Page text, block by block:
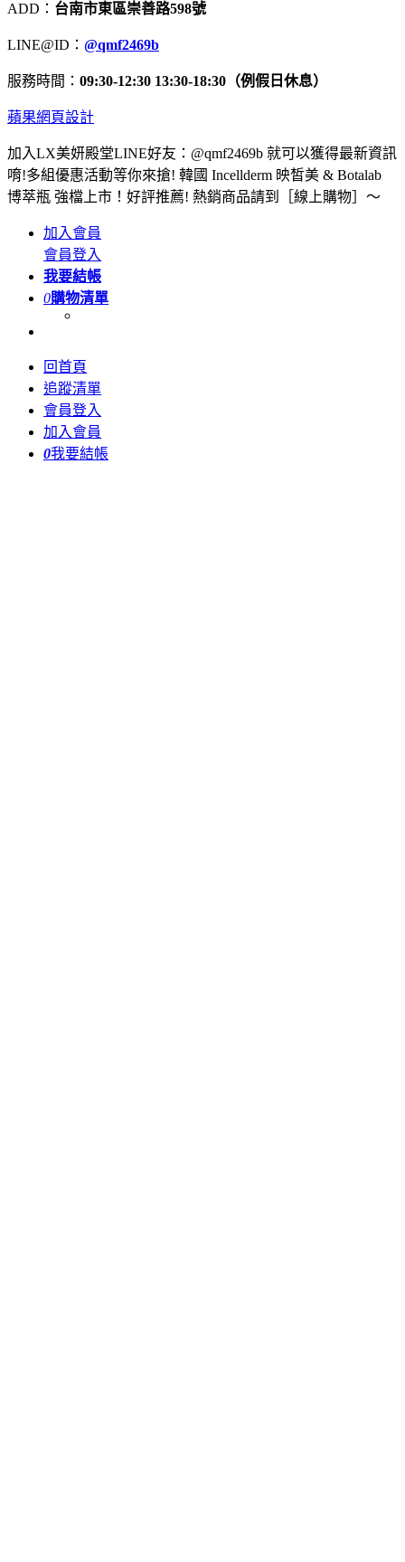
ADD： 台南市東區崇善路598號
LINE@ID： @qmf2469b
服務時間： 09:30-12:30 13:30-18:30（例假日休息）
蘋果網頁設計
加入LX美妍殿堂LINE好友：@qmf2469b 就可以獲得最新資訊
唷!多組優惠活動等你來搶! 韓國 Incellderm 映皙美 & Botalab
博萃瓶 強檔上市！好評推薦! 熱銷商品請到［線上購物］～
加入會員
會員登入
我要結帳
0購物清單
回首頁
追蹤清單
會員登入
加入會員
0我要結帳